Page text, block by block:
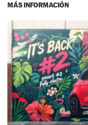
MÁS INFORMACIÓN